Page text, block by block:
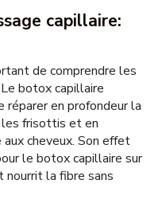
capillaire:
de comprendre les
botox capillaire
en profondeur la
frisottis et en
cheveux. Son effet
le botox capillaire sur
nourrit la fibre sans